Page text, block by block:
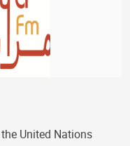
United Nations